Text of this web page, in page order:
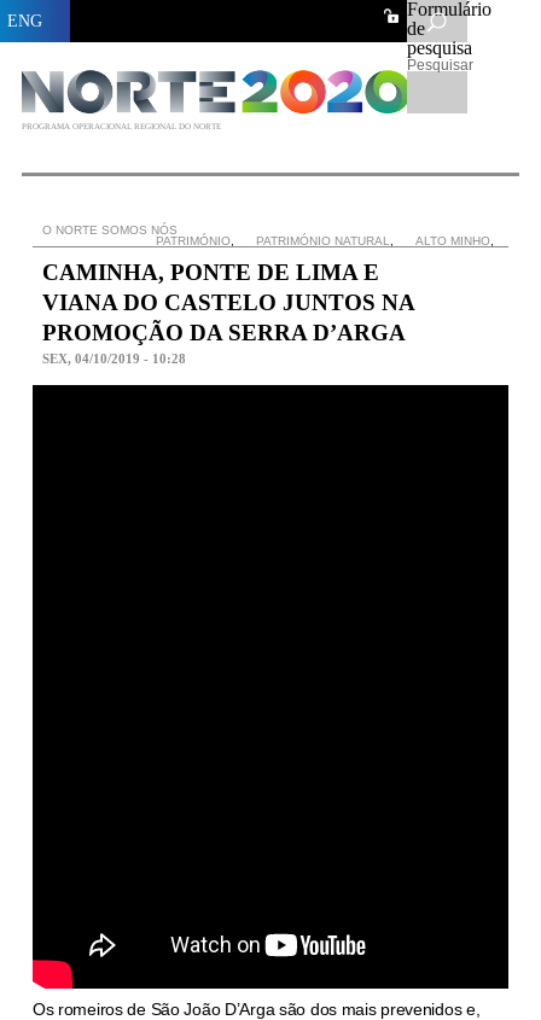
Formulário
de
pesquisa
Pesquisar
PROGRAMA OPERACIONAL REGIONAL DO NORTE
ENG
O NORTE SOMOS NÓS
PATRIMÓNIO, PATRIMÓNIO NATURAL, ALTO MINHO,
CAMINHA, PONTE DE LIMA E
VIANA DO CASTELO JUNTOS NA
PROMOÇÃO DA SERRA D’ARGA
SEX, 04/10/2019 - 10:28
Os romeiros de São João D’Arga são dos mais prevenidos e,